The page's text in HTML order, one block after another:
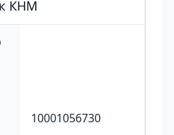
КНМ
10001056730